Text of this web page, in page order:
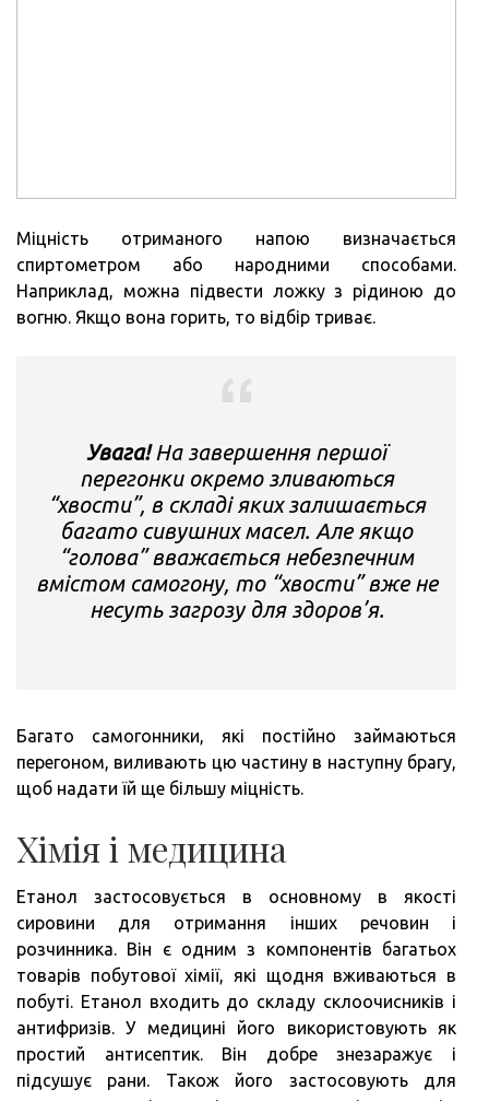
Міцність отриманого напою визначається
спиртометром або народними способами.
Наприклад, можна підвести ложку з рідиною до
вогню. Якщо вона горить, то відбір триває.
Увага!На завершення першої
перегонки окремо зливаються
“хвости”, в складі яких залишається
багато сивушних масел. Але якщо
“голова” вважається небезпечним
вмістом самогону, то “хвости” вже не
несуть загрозу для здоров’я.
Багато самогонники, які постійно займаються
перегоном, виливають цю частину в наступну брагу,
щоб надати їй ще більшу міцність.
Хімія і медицина
Етанол застосовується в основному в якості
сировини для отримання інших речовин і
розчинника. Він є одним з компонентів багатьох
товарів побутової хімії, які щодня вживаються в
побуті. Етанол входить до складу склоочисників і
антифризів. У медицині його використовують як
простий антисептик. Він добре знезаражує і
підсушує рани. Також його застосовують для